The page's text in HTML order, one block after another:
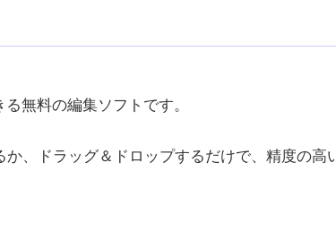
無料の編集ソフトです。
、ドラッグ＆ドロップするだけで、精度の高